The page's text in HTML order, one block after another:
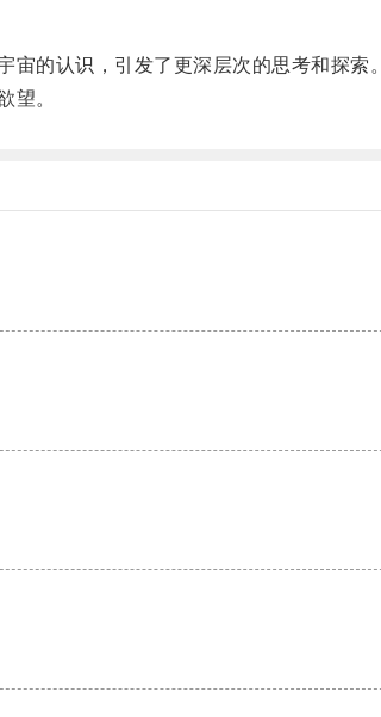
的认识，引发了更深层次的思考和探索。
望。